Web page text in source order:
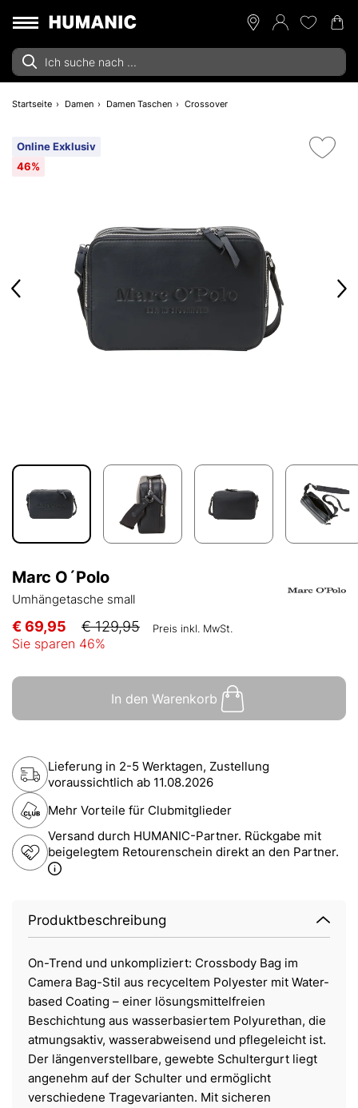
Startseite Damen Damen Taschen Crossover
Online Exklusiv
46%
Marc O´Polo
Umhängetasche small
€ 69,95 € 129,95 Preis inkl. MwSt.
Sie sparen 46%
In den Warenkorb
Lieferung in 2-5 Werktagen, Zustellung
voraussichtlich ab 11.08.2026
Mehr Vorteile für Clubmitglieder
Versand durch HUMANIC-Partner. Rückgabe mit
beigelegtem Retourenschein direkt an den Partner.
Produktbeschreibung
On-Trend und unkompliziert: Crossbody Bag im
Camera Bag-Stil aus recyceltem Polyester mit Water-
based Coating – einer lösungsmittelfreien
Beschichtung aus wasserbasiertem Polyurethan, die
atmungsaktiv, wasserabweisend und pflegeleicht ist.
Der längenverstellbare, gewebte Schultergurt liegt
angenehm auf der Schulter und ermöglicht
verschiedene Tragevarianten. Mit sicheren